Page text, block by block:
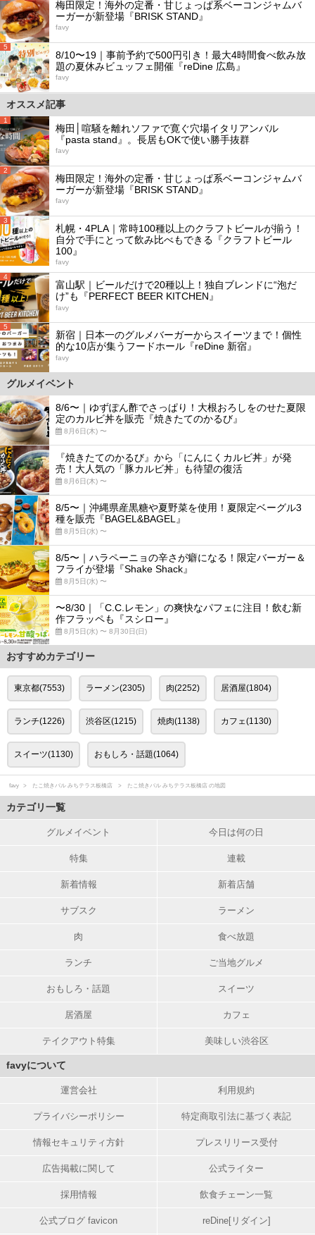
梅田限定！海外の定番・甘じょっぱ系ベーコンジャムバ
ーガーが新登場『BRISK STAND』
favy
5
8/10〜19｜事前予約で500円引き！最大4時間食べ飲み放
題の夏休みビュッフェ開催『reDine 広島』
favy
オススメ記事
1
梅田│喧騒を離れソファで寛ぐ穴場イタリアンバル
『pasta stand』。長居もOKで使い勝手抜群
favy
2
梅田限定！海外の定番・甘じょっぱ系ベーコンジャムバ
ーガーが新登場『BRISK STAND』
favy
3
札幌・4PLA｜常時100種以上のクラフトビールが揃う！
自分で手にとって飲み比べもできる『クラフトビール
100』
favy
4
富山駅｜ビールだけで20種以上！独自ブレンドに“泡だ
け”も『PERFECT BEER KITCHEN』
favy
5
新宿｜日本一のグルメバーガーからスイーツまで！個性
的な10店が集うフードホール『reDine 新宿』
favy
グルメイベント
8/6〜｜ゆずぽん酢でさっぱり！大根おろしをのせた夏限
定のカルビ丼を販売『焼きたてのかるび』
8月6日(木) 〜
『焼きたてのかるび』から「にんにくカルビ丼」が発
売！大人気の「豚カルビ丼」も待望の復活
8月6日(木) 〜
8/5〜｜沖縄県産黒糖や夏野菜を使用！夏限定ベーグル3
種を販売『BAGEL&BAGEL』
8月5日(水) 〜
8/5〜｜ハラペーニョの辛さが癖になる！限定バーガー＆
フライが登場『Shake Shack』
8月5日(水) 〜
〜8/30｜「C.C.レモン」の爽快なパフェに注目！飲む新
作フラッペも『スシロー』
8月5日(水) 〜 8月30日(日)
おすすめカテゴリー
東京都(7553) ラーメン(2305) 肉(2252) 居酒屋(1804)
ランチ(1226) 渋谷区(1215) 焼肉(1138) カフェ(1130)
スイーツ(1130) おもしろ・話題(1064)
favy たこ焼きバル みちテラス板橋店 たこ焼きバル みちテラス板橋店 の地図
カテゴリ一覧
グルメイベント 今日は何の日
特集 連載
新着情報 新着店舗
サブスク ラーメン
肉 食べ放題
ランチ ご当地グルメ
おもしろ・話題 スイーツ
居酒屋 カフェ
テイクアウト特集 美味しい渋谷区
favyについて
運営会社 利用規約
プライバシーポリシー 特定商取引法に基づく表記
情報セキュリティ方針 プレスリリース受付
広告掲載に関して 公式ライター
採用情報 飲食チェーン一覧
公式ブログ favicon reDine[リダイン]